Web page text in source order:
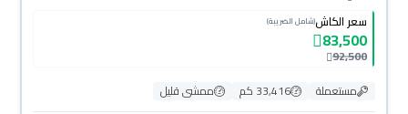
سعر الكاش(شامل الضريبة)
83,500
92,500
مستعملة
33,416 كم
ممشى قليل